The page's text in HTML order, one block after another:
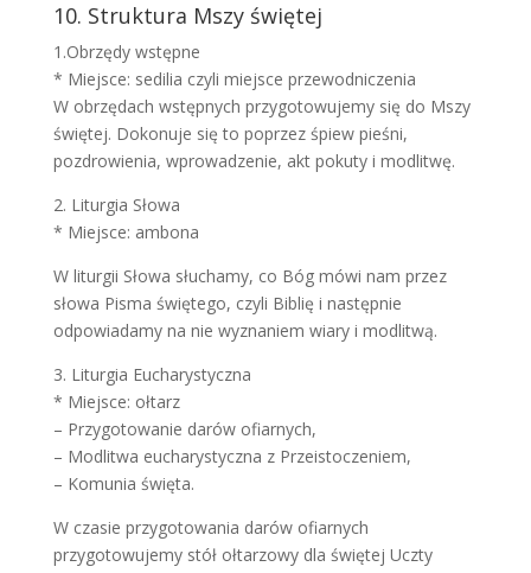
10. Struktura Mszy świętej
1.Obrzędy wstępne
* Miejsce: sedilia czyli miejsce przewodniczenia
W obrzędach wstępnych przygotowujemy się do Mszy
świętej. Dokonuje się to poprzez śpiew pieśni,
pozdrowienia, wprowadzenie, akt pokuty i modlitwę.
2. Liturgia Słowa
* Miejsce: ambona
W liturgii Słowa słuchamy, co Bóg mówi nam przez
słowa Pisma świętego, czyli Biblię i następnie
odpowiadamy na nie wyznaniem wiary i modlitwą.
3. Liturgia Eucharystyczna
* Miejsce: ołtarz
– Przygotowanie darów ofiarnych,
– Modlitwa eucharystyczna z Przeistoczeniem,
– Komunia święta.
W czasie przygotowania darów ofiarnych
przygotowujemy stół ołtarzowy dla świętej Uczty